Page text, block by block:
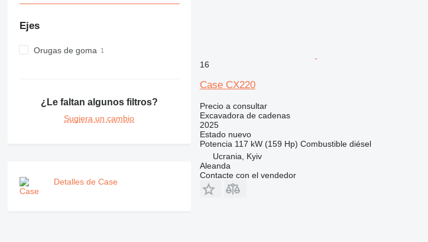
Ejes
Orugas de goma
¿Le faltan algunos filtros?
Sugiera un cambio
Detalles de Case
16
Case CX220
Precio a consultar
Excavadora de cadenas
2025
Estadonuevo
Potencia 117 kW (159 Hp) Combustible diésel
Ucrania, Kyiv
Aleanda
Contacte con el vendedor